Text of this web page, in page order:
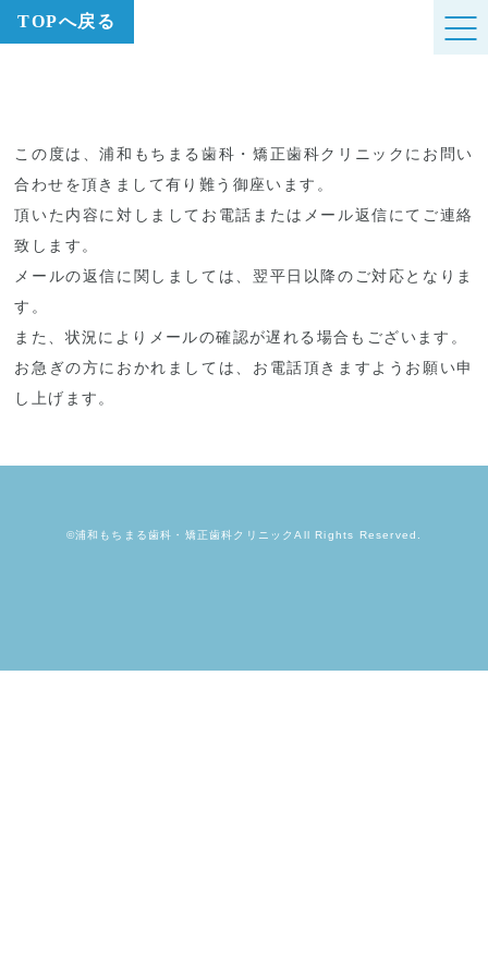
TOPへ戻る
この度は、浦和もちまる歯科・矯正歯科クリニックにお問い
合わせを頂きまして有り難う御座います。
頂いた内容に対しましてお電話またはメール返信にてご連絡
致します。
メールの返信に関しましては、翌平日以降のご対応となりま
す。
また、状況によりメールの確認が遅れる場合もございます。
お急ぎの方におかれましては、お電話頂きますようお願い申
し上げます。
©浦和もちまる歯科・矯正歯科クリニックAll Rights Reserved.